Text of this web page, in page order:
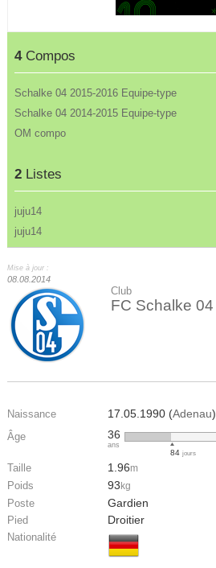
4Compos
Schalke 04 2015-2016 Equipe-type
Schalke 04 2014-2015 Equipe-type
OM compo
2 Listes
juju14
juju14
Mise à jour :
08.08.2014
Club
FC Schalke 04
Naissance 17.05.1990 (Adenau)
Âge 36
ans
84 jours
Taille 1.96m
Poids 93 kg
Poste Gardien
Pied Droitier
Nationalité